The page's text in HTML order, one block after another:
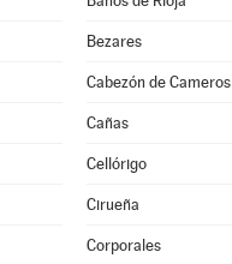
Bezares
Cabezón de Cameros
Cañas
Cellórigo
Cirueña
Corporales